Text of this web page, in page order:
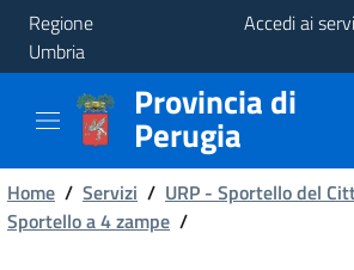
Regione
Umbria
Accedi ai
Provincia
Aree
Tematiche
Provincia di
Perugia
Briciole
di
Home / Servizi / URP - Sportello del
Sportello a 4 zampe /